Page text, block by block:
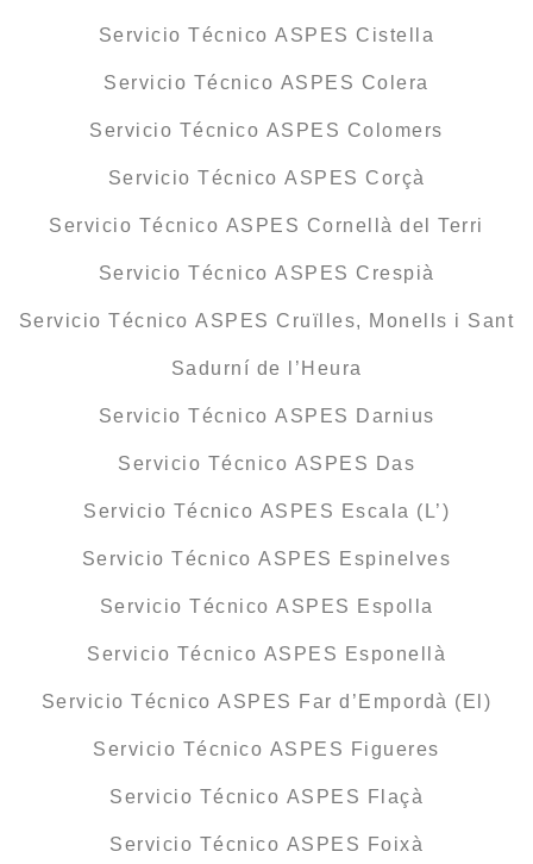
Servicio Técnico ASPES Cistella
Servicio Técnico ASPES Colera
Servicio Técnico ASPES Colomers
Servicio Técnico ASPES Corçà
Servicio Técnico ASPES Cornellà del Terri
Servicio Técnico ASPES Crespià
Servicio Técnico ASPES Cruïlles, Monells i Sant
Sadurní de l’Heura
Servicio Técnico ASPES Darnius
Servicio Técnico ASPES Das
Servicio Técnico ASPES Escala (L’)
Servicio Técnico ASPES Espinelves
Servicio Técnico ASPES Espolla
Servicio Técnico ASPES Esponellà
Servicio Técnico ASPES Far d’Empordà (El)
Servicio Técnico ASPES Figueres
Servicio Técnico ASPES Flaçà
Servicio Técnico ASPES Foixà